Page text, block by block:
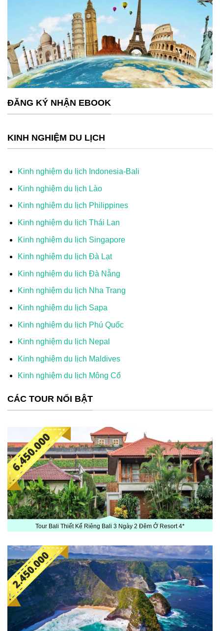
ĐĂNG KÝ NHẬN EBOOK
KINH NGHIỆM DU LỊCH
Kinh nghiệm du lịch Indonesia-Bali
Kinh nghiệm du lịch Lào
Kinh nghiệm du lịch Philippines
Kinh nghiệm du lịch Thái Lan
Kinh nghiệm du lịch Singapore
Kinh nghiệm du lịch Đà Lạt
Kinh nghiệm du lịch Đà Nẵng
Kinh nghiệm du lịch Nha Trang
Kinh nghiệm du lịch Sapa
Kinh nghiệm du lịch Phú Quốc
Kinh nghiệm du lịch Nepal
Kinh nghiệm du lịch Maldives
Kinh nghiệm du lịch Mông Cổ
CÁC TOUR NỔI BẬT
Tour Bali Thiết Kế Riêng Bali 3 Ngày 2 Đêm Ở Resort 4*